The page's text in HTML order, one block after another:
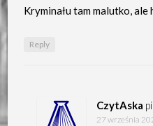
Kryminału tam malutko, ale
Reply
CzytAska
27 września